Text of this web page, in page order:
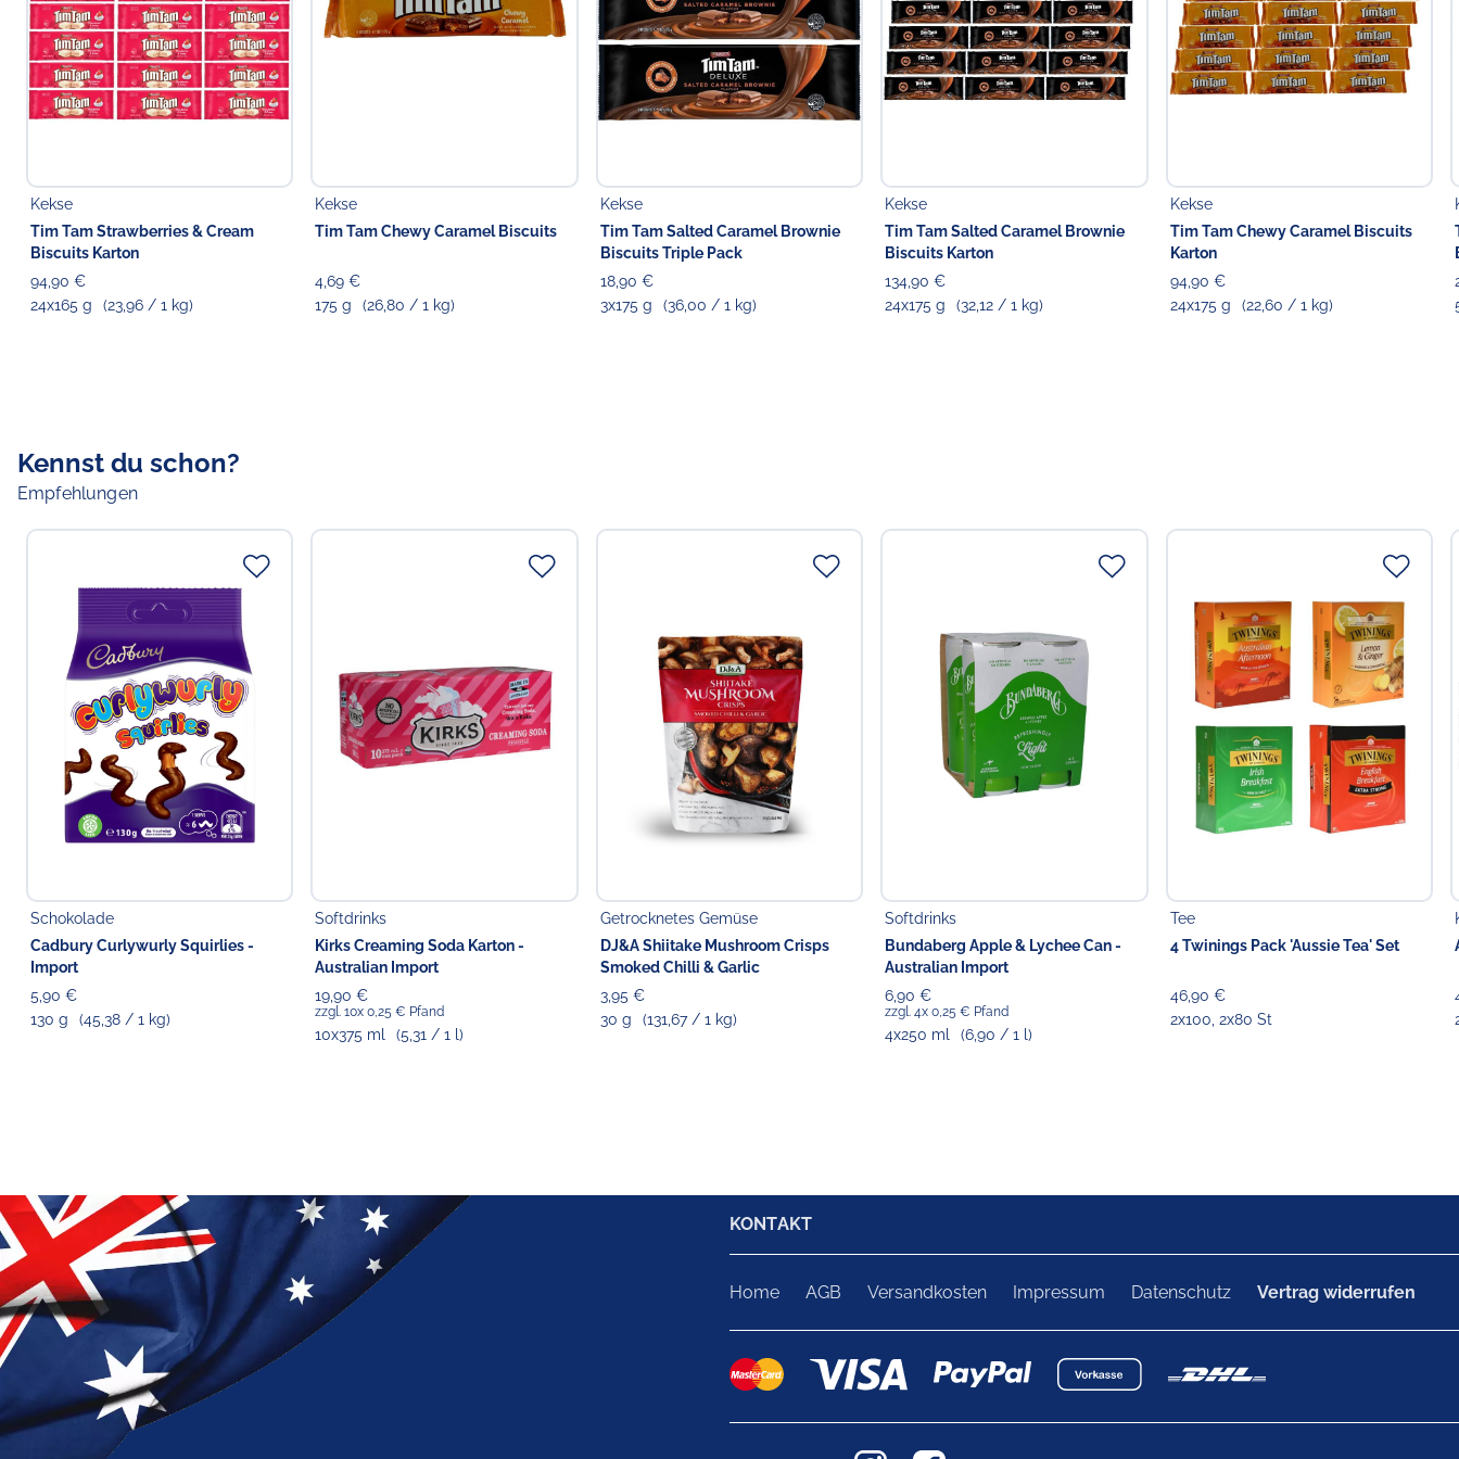
Kekse
Tim Tam Strawberries & Cream
Biscuits Karton
94,90 €
24x165 g
(23,96 / 1 kg)
Kekse
Tim Tam Chewy Caramel Biscuits
4,69 €
175 g
(26,80 / 1 kg)
Kekse
Tim Tam Salted Caramel Brownie
Biscuits Triple Pack
18,90 €
3x175 g
(36,00 / 1 kg)
Kekse
Tim Tam Salted Caramel Brownie
Biscuits Karton
134,90 €
24x175 g
(32,12 / 1 kg)
Kekse
Tim Tam Chewy Caramel Biscuits
Karton
94,90 €
24x175 g
(22,60 / 1 kg)
Kennst du schon?
Empfehlungen
Schokolade
Cadbury Curlywurly Squirlies -
Import
5,90 €
130 g
(45,38 / 1 kg)
Softdrinks
Kirks Creaming Soda Karton -
Australian Import
19,90 €
zzgl. 10x 0,25 € Pfand
10x375 ml (5,31 / 1 l)
Getrocknetes Gemüse
DJ&A Shiitake Mushroom Crisps
Smoked Chilli & Garlic
3,95 €
30 g
(131,67 / 1 kg)
Softdrinks
Bundaberg Apple & Lychee Can -
Australian Import
6,90 €
zzgl. 4x 0,25 € Pfand
4x250 ml (6,90 / 1 l)
Tee
4 Twinings Pack 'Aussie Tea' Set
46,90 €
2x100, 2x80 St
KONTAKT
Home AGB Versandkosten Impressum Datenschutz Vertrag widerrufen